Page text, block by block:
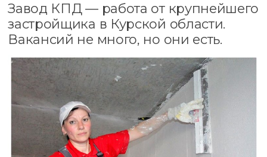
Завод КПД — работа от крупнейшего
застройщика в Курской области.
Вакансий не много, но они есть.